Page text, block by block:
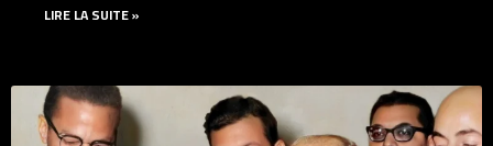
LIRE LA SUITE »